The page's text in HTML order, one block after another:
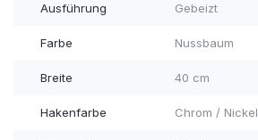
Ausführung Gebeizt
Farbe Nussbaum
Breite 40 cm
Hakenfarbe Chrom / Nickel